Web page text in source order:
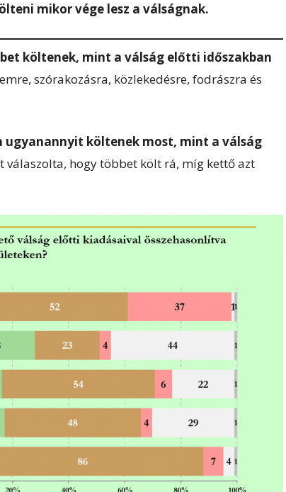
mikor vége lesz a válságnak.
költenek, mint a válság előtti időszakban
szórakozásra, közlekedésre, fodrászra és
ugyanannyit költenek most, mint a válság
válaszolta, hogy többet költ rá, míg kettő azt